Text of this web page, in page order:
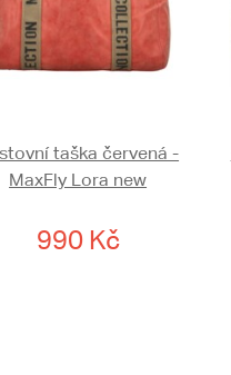
taška červená -
MaxFly Lora new
990 Kč